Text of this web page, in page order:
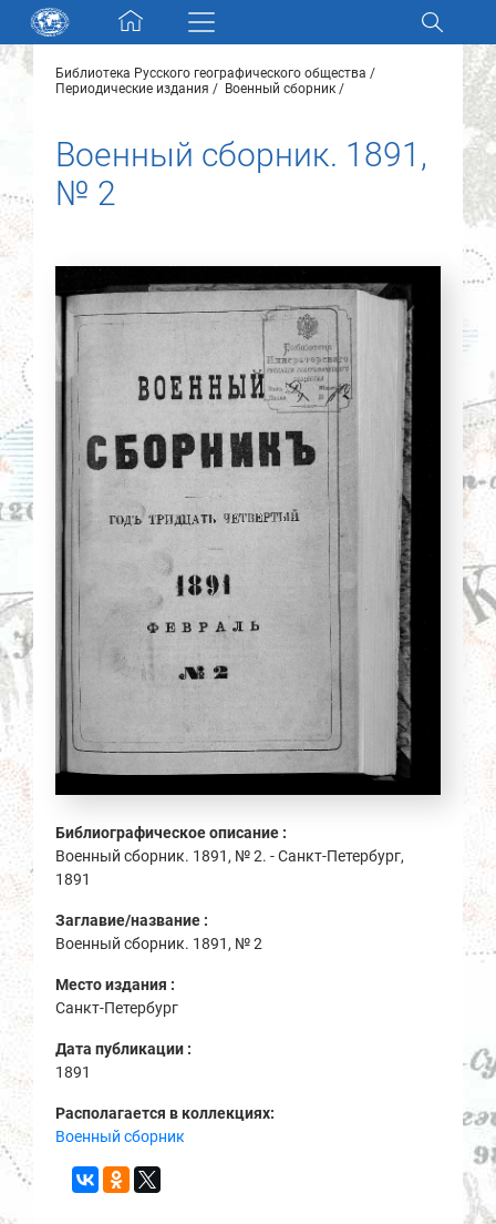
Skip navigation
Разделы и коллекции
Электронный каталог
Новости
О нас
Контакты
Партнеры
Найти
Библиотека Русского географического общества
Периодические издания
Военный сборник
Военный сборник. 1891,
№ 2
Библиографическое описание :
Военный сборник. 1891, № 2. - Санкт-Петербург,
1891
Заглавие/название :
Военный сборник. 1891, № 2
Место издания :
Санкт-Петербург
Дата публикации :
1891
Располагается в коллекциях:
Военный сборник